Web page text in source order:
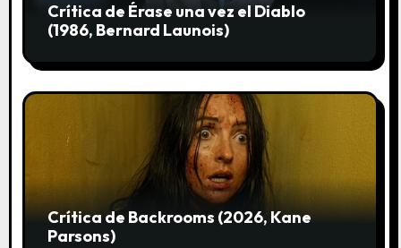
Crítica de Érase una vez el Diablo
(1986, Bernard Launois)
Crítica de Backrooms (2026, Kane
Parsons)